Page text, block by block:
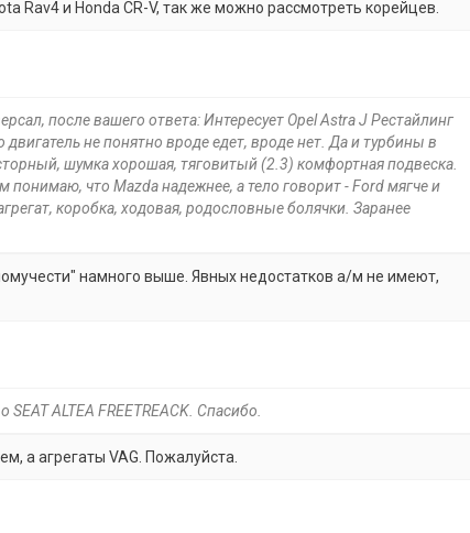
Rav4 и Honda CR-V, так же можно рассмотреть корейцев.
после вашего ответа: Интересует Opel Astra J Рестайлинг
не понятно вроде едет, вроде нет. Да и турбины в
шумка хорошая, тяговитый (2.3) комфортная подвеска.
что Mazda надежнее, а тело говорит - Ford мягче и
коробка, ходовая, родословные болячки. Заранее
намного выше. Явных недостатков а/м не имеют,
ALTEA FREETREACK. Спасибо.
а агрегаты VAG. Пожалуйста.